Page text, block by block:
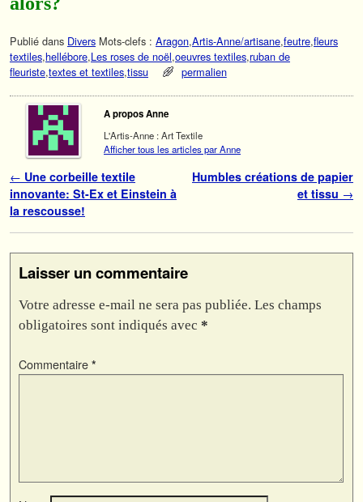
Publié dans Divers Mots-clefs : Aragon,Artis-Anne/artisane,feutre,fleurs
textiles,hellébore,Les roses de noël,oeuvres textiles,ruban de
fleuriste,textes et textiles,tissu permalien
A propos Anne
L'Artis-Anne : Art Textile
Afficher tous les articles par Anne
Navigation des articles
← Une corbeille textile
innovante: St-Ex et Einstein à
la rescousse!
Humbles créations de papier
et tissu →
Laisser un commentaire
Votre adresse e-mail ne sera pas publiée. Les champs
obligatoires sont indiqués avec *
Commentaire *